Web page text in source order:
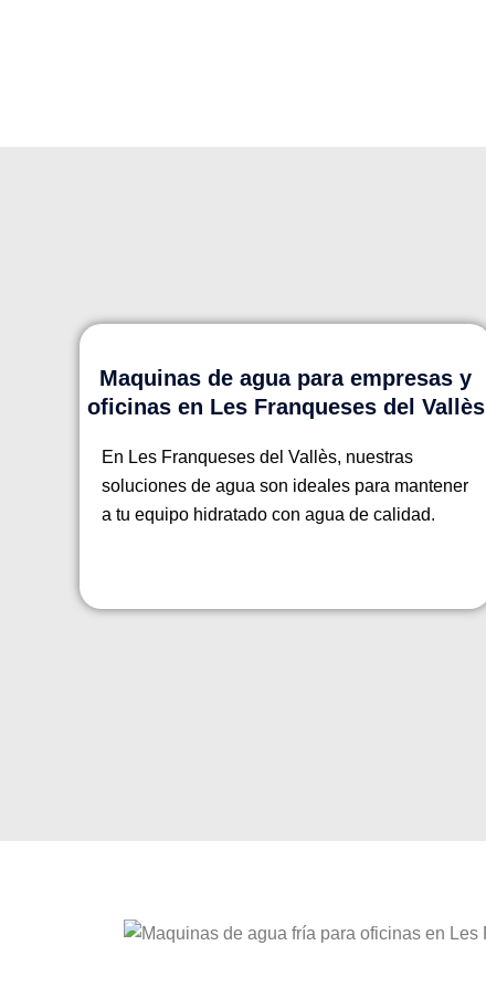
Maquinas de agua para empresas y
oficinas en Les Franqueses del Vallès
En Les Franqueses del Vallès, nuestras
soluciones de agua son ideales para mantener
a tu equipo hidratado con agua de calidad.